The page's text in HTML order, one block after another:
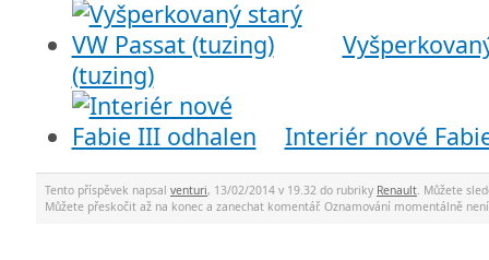
(tuzing)
Interiér nové
Tento příspěvek napsal venturi, 13/02/2014 v 19.32 do rubriky Renault. Můžete
Můžete přeskočit až na konec a zanechat komentář. Oznamování momentálně